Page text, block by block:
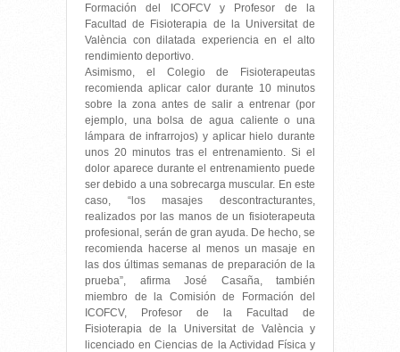
Formación del ICOFCV y Profesor de la
Facultad de Fisioterapia de la Universitat de
València con dilatada experiencia en el alto
rendimiento deportivo.
Asimismo, el Colegio de Fisioterapeutas
recomienda aplicar calor durante 10 minutos
sobre la zona antes de salir a entrenar (por
ejemplo, una bolsa de agua caliente o una
lámpara de infrarrojos) y aplicar hielo durante
unos 20 minutos tras el entrenamiento. Si el
dolor aparece durante el entrenamiento puede
ser debido a una sobrecarga muscular. En este
caso, “los masajes descontracturantes,
realizados por las manos de un fisioterapeuta
profesional, serán de gran ayuda. De hecho, se
recomienda hacerse al menos un masaje en
las dos últimas semanas de preparación de la
prueba”, afirma José Casaña, también
miembro de la Comisión de Formación del
ICOFCV, Profesor de la Facultad de
Fisioterapia de la Universitat de València y
licenciado en Ciencias de la Actividad Física y